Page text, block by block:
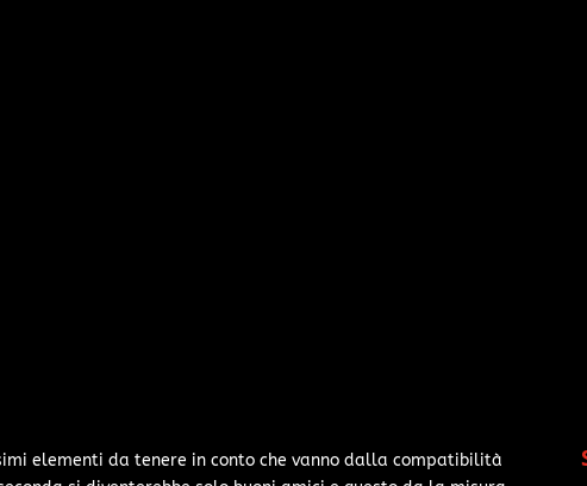
elementi da tenere in conto che vanno dalla compatibilità